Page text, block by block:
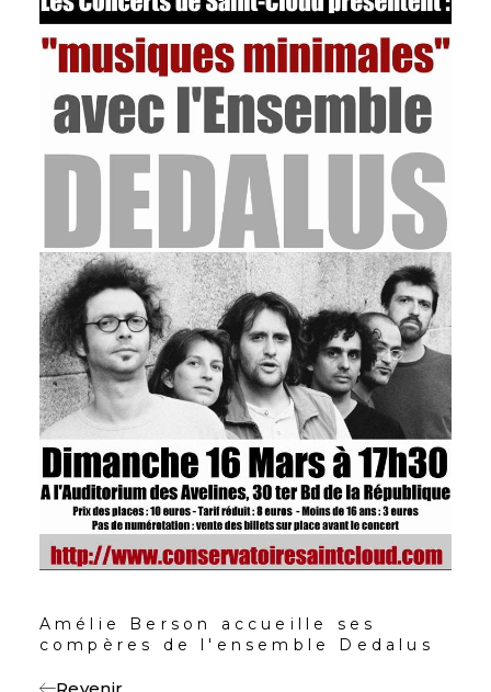
Amélie Berson accueille ses
compères de l'ensemble Dedalus